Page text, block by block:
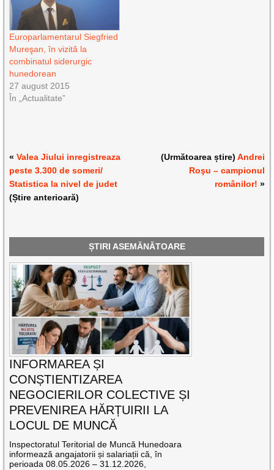
Europarlamentarul Siegfried
Mureşan, în vizită la
combinatul siderurgic
hunedorean
27 august 2015
În „Actualitate”
«Valea Jiului inregistreaza
peste 3.300 de someri/
Statistica la nivel de judet
(Știre anterioară)
(Următoarea știre) Andrei
Roşu – campionul
românilor! »
ȘTIRI ASEMĂNĂTOARE
INFORMAREA ȘI
CONȘTIENTIZAREA
NEGOCIERILOR COLECTIVE ȘI
PREVENIREA HĂRȚUIRII LA
LOCUL DE MUNCĂ
Inspectoratul Teritorial de Muncă Hunedoara
informează angajatorii și salariații că, în
perioada 08.05.2026 – 31.12.2026,